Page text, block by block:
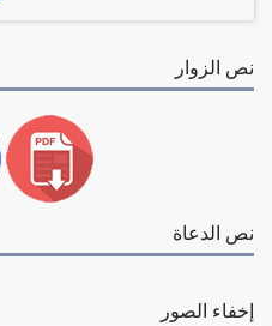
نص الزوار
نص الدعاة
إخفاء الصور